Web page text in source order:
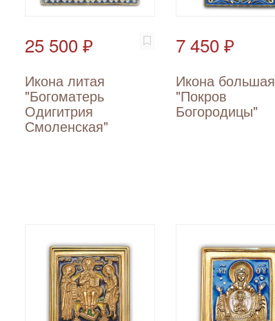
25 500 ₽
Икона литая
"Богоматерь
Одигитрия
Смоленская"
7 450 ₽
Икона большая
"Покров
Богородицы"